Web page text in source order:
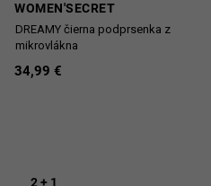
WOMEN'SECRET
DREAMY čierna podprsenka z
mikrovlákna
34,99 €
2 + 1